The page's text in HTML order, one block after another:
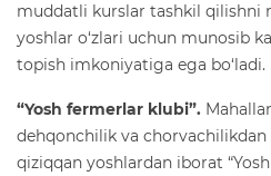
muddatli kurslar tashkil qilishni
yoshlar o‘zlari uchun munosib
topish imkoniyatiga ega bo‘ladi.
“Yosh fermerlar klubi”.
dehqonchilik va
qiziqqan yoshlardan iborat